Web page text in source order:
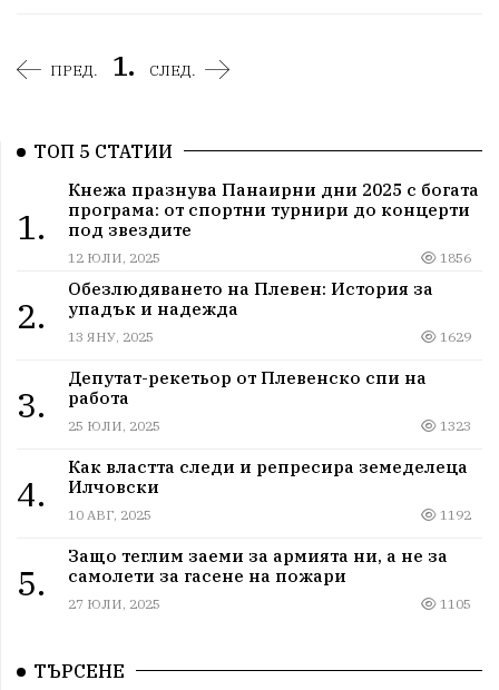
ПРЕД. 1. СЛЕД.
ТОП 5 СТАТИИ
1.
Кнежа празнува Панаирни дни 2025 с богата
програма: от спортни турнири до концерти
под звездите
12 ЮЛИ, 2025 1856
2.
Обезлюдяването на Плевен: История за
упадък и надежда
13 ЯНУ, 2025 1629
3.
Депутат-рекетьор от Плевенско спи на
работа
25 ЮЛИ, 2025 1323
4.
Как властта следи и репресира земеделеца
Илчовски
10 АВГ, 2025 1192
5.
Защо теглим заеми за армията ни, а не за
самолети за гасене на пожари
27 ЮЛИ, 2025 1105
ТЪРСЕНЕ